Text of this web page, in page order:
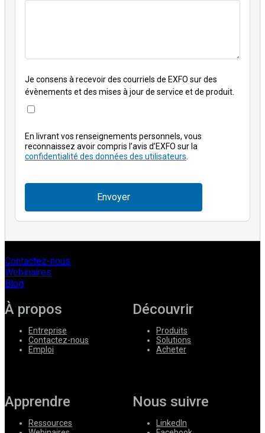
Je consens à recevoir des courriels de EXFO sur des
évènements et des mises à jour de service et de produit.
En livrant vos renseignements personnels, vous
reconnaissez avoir compris l’avis d’EXFO sur la
confidentialité des données des utilisateurs.
Envoyer
Contactez-nous
Webinaires
Blog
À propos
Entreprise
Contactez-nous
Emploi
Découvrir
Produits
Solutions
Acheter
Apprendre
Ressources
Nous suivre
LinkedIn